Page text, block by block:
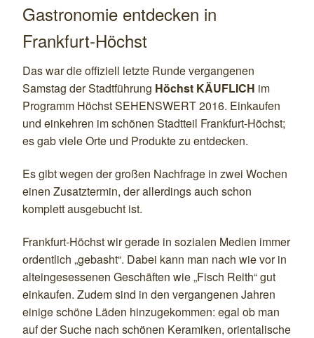
Gastronomie entdecken in
Frankfurt-Höchst
Das war die offiziell letzte Runde vergangenen
Samstag der Stadtführung Höchst KÄUFLICH im
Programm Höchst SEHENSWERT 2016. Einkaufen
und einkehren im schönen Stadtteil Frankfurt-Höchst;
es gab viele Orte und Produkte zu entdecken.
Es gibt wegen der großen Nachfrage in zwei Wochen
einen Zusatztermin, der allerdings auch schon
komplett ausgebucht ist.
Frankfurt-Höchst wir gerade in sozialen Medien immer
ordentlich „gebasht“. Dabei kann man nach wie vor in
alteingesessenen Geschäften wie „Fisch Reith“ gut
einkaufen. Zudem sind in den vergangenen Jahren
einige schöne Läden hinzugekommen: egal ob man
auf der Suche nach schönen Keramiken, orientalische